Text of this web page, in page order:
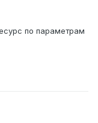
по параметрам